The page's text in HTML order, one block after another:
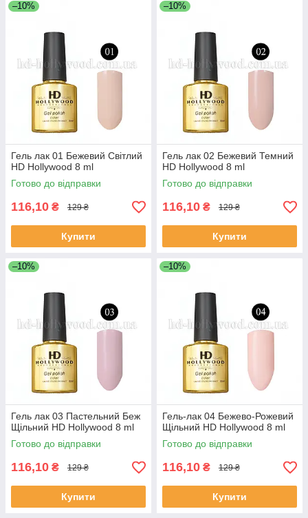
–10%
Гель лак 01 Бежевий Світлий
HD Hollywood 8 ml
Готово до відправки
116,10 ₴ 129 ₴
Купити
–10%
Гель лак 02 Бежевий Темний
HD Hollywood 8 ml
Готово до відправки
116,10 ₴ 129 ₴
Купити
–10%
Гель лак 03 Пастельний Беж
Щільний HD Hollywood 8 ml
Готово до відправки
116,10 ₴ 129 ₴
Купити
–10%
Гель-лак 04 Бежево-Рожевий
Щільний HD Hollywood 8 ml
Готово до відправки
116,10 ₴ 129 ₴
Купити